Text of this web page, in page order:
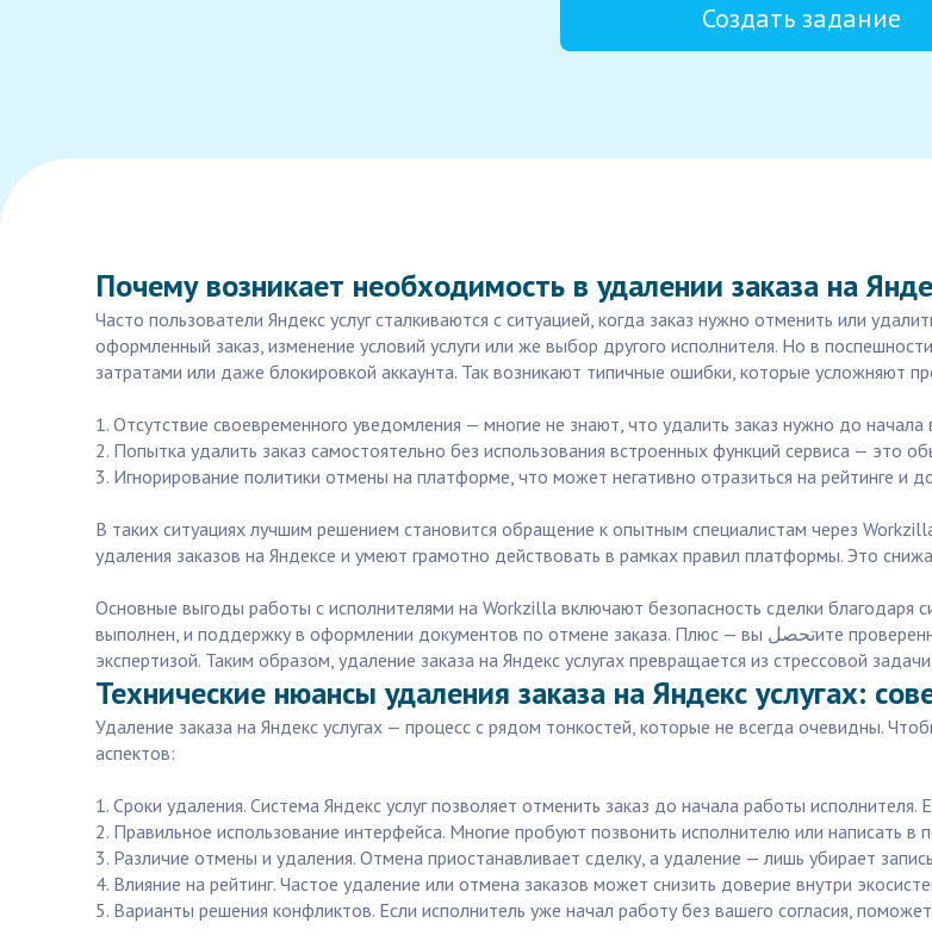
Создать задание
Почему возникает необходимость в удалении заказа на
Часто пользователи Яндекс услуг сталкиваются с ситуацией, когда заказ нужно отменить или
оформленный заказ, изменение условий услуги или же выбор другого исполнителя. Но в
затратами или даже блокировкой аккаунта. Так возникают типичные ошибки, которые усложняют
1. Отсутствие своевременного уведомления — многие не знают, что удалить заказ нужно до
2. Попытка удалить заказ самостоятельно без использования встроенных функций сервиса — это
3. Игнорирование политики отмены на платформе, что может негативно отразиться на рейтинге и
В таких ситуациях лучшим решением становится обращение к опытным специалистам через
удаления заказов на Яндексе и умеют грамотно действовать в рамках правил платформы. Это
Основные выгоды работы с исполнителями на Workzilla включают безопасность сделки благодаря
выполнен, и поддержку в оформлении документов по отмене заказа. Плюс — вы تحصلите проверенных специалистов с реальными отзывами и подтвержденной
экспертизой. Таким образом, удаление заказа на Яндекс услугах превращается из стрессовой
Технические нюансы удаления заказа на Яндекс услугах:
Удаление заказа на Яндекс услугах — процесс с рядом тонкостей, которые не всегда очевидны.
аспектов:
1. Сроки удаления. Система Яндекс услуг позволяет отменить заказ до начала работы
2. Правильное использование интерфейса. Многие пробуют позвонить исполнителю или написать в
3. Различие отмены и удаления. Отмена приостанавливает сделку, а удаление — лишь убирает
4. Влияние на рейтинг. Частое удаление или отмена заказов может снизить доверие внутри
5. Варианты решения конфликтов. Если исполнитель уже начал работу без вашего согласия,